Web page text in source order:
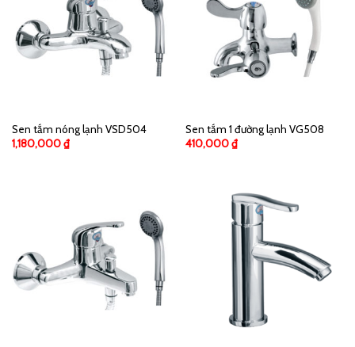
Sen tắm nóng lạnh VSD504
1,180,000₫
Sen tắm 1 đường lạnh VG508
410,000₫